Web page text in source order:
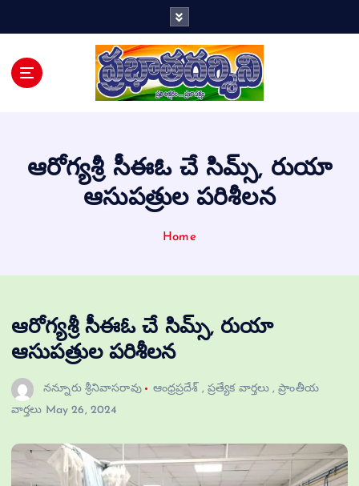
ఆరోగ్యశ్రీ సీఈఓ చే సిమ్స్, రుయా
ఆసుపత్రుల పరిశీలన
Home
ఆరోగ్యశ్రీ సీఈఓ చే సిమ్స్, రుయా
ఆసుపత్రుల పరిశీలన
నన్నూరు శ్రీనివాసరావు ఆంధ్రప్రదేశ్ , ప్రత్యేక వార్తలు,ప్రాంతీయ
వార్తలు May 26, 2024